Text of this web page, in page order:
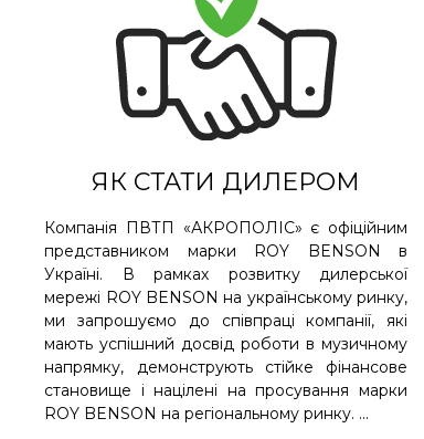
ЯК СТАТИ ДИЛЕРОМ
Компанія ПВТП «АКРОПОЛІС» є офіційним
представником марки ROY BENSON в
Україні. В рамках розвитку дилерської
мережі ROY BENSON на українському ринку,
ми запрошуємо до співпраці компанії, які
мають успішний досвід роботи в музичному
напрямку, демонструють стійке фінансове
становище і націлені на просування марки
ROY BENSON на регіональному ринку. ...